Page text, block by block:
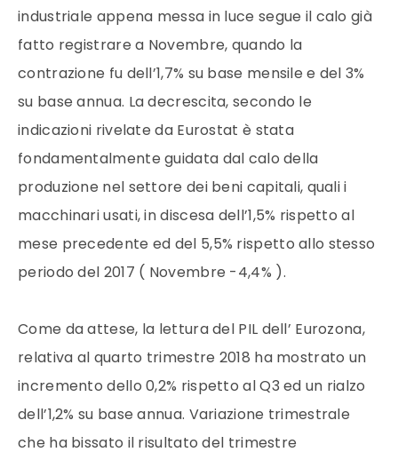
industriale appena messa in luce segue il calo già
fatto registrare a Novembre, quando la
contrazione fu dell’1,7% su base mensile e del 3%
su base annua. La decrescita, secondo le
indicazioni rivelate da Eurostat è stata
fondamentalmente guidata dal calo della
produzione nel settore dei beni capitali, quali i
macchinari usati, in discesa dell’1,5% rispetto al
mese precedente ed del 5,5% rispetto allo stesso
periodo del 2017 ( Novembre -4,4% ).
Come da attese, la lettura del PIL dell’ Eurozona,
relativa al quarto trimestre 2018 ha mostrato un
incremento dello 0,2% rispetto al Q3 ed un rialzo
dell’1,2% su base annua. Variazione trimestrale
che ha bissato il risultato del trimestre